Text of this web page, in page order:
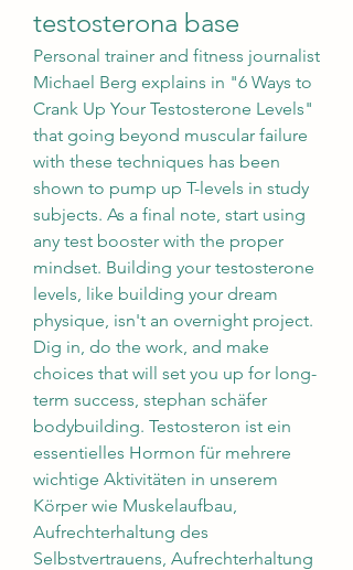
testosterona base
Personal trainer and fitness journalist
Michael Berg explains in "6 Ways to
Crank Up Your Testosterone Levels"
that going beyond muscular failure
with these techniques has been
shown to pump up T-levels in study
subjects. As a final note, start using
any test booster with the proper
mindset. Building your testosterone
levels, like building your dream
physique, isn't an overnight project.
Dig in, do the work, and make
choices that will set you up for long-
term success, stephan schäfer
bodybuilding. Testosteron ist ein
essentielles Hormon für mehrere
wichtige Aktivitäten in unserem
Körper wie Muskelaufbau,
Aufrechterhaltung des
Selbstvertrauens, Aufrechterhaltung